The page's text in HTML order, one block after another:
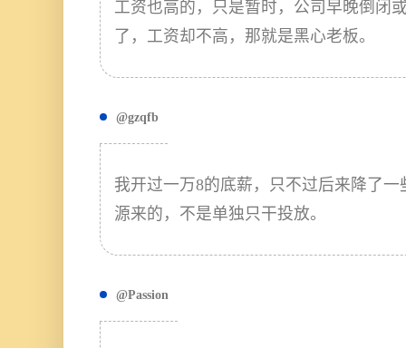
工资也高的，只是暂时，公司早晚倒闭
了，工资却不高，那就是黑心老板。
@gzqfb
我开过一万8的底薪，只不过后来降了
源来的，不是单独只干投放。
@Passion